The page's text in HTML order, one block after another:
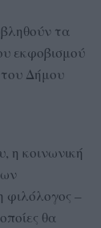
τα
εκφοβισμού
Δήμου
η κοινωνική
φιλόλογος –
θα